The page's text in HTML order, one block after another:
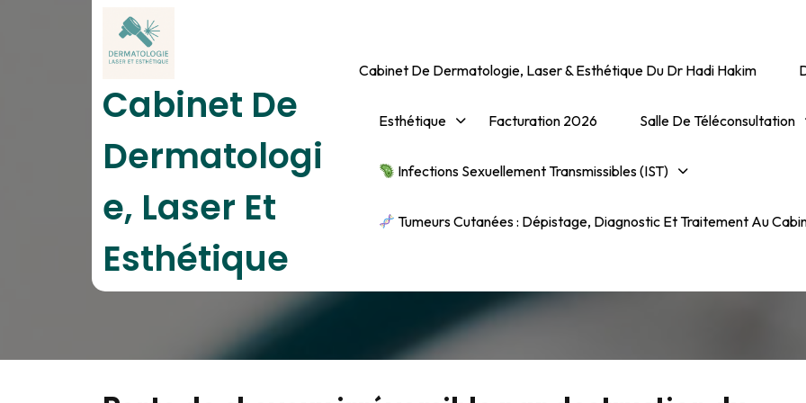
Cabinet De
Dermatologi
E, Laser Et
Esthétique
Cabinet De Dermatologie, Laser & Esthétique Du Dr Hadi Hakim
Esthétique Facturation 2026 Salle De Téléconsultation
Infections Sexuellement Transmissibles (IST)
Tumeurs Cutanées : Dépistage, Diagnostic Et Traitement Au
Alopécie Cicatricielle